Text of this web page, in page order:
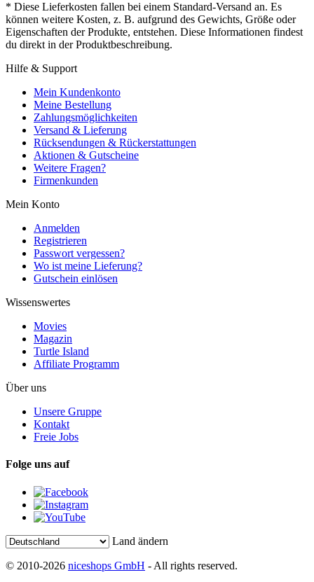
* Diese Lieferkosten fallen bei einem Standard-Versand an. Es
können weitere Kosten, z. B. aufgrund des Gewichts, Größe oder
Eigenschaften der Produkte, entstehen. Diese Informationen findest
du direkt in der Produktbeschreibung.
Hilfe & Support
Mein Kundenkonto
Meine Bestellung
Zahlungsmöglichkeiten
Versand & Lieferung
Rücksendungen & Rückerstattungen
Aktionen & Gutscheine
Weitere Fragen?
Firmenkunden
Mein Konto
Anmelden
Registrieren
Passwort vergessen?
Wo ist meine Lieferung?
Gutschein einlösen
Wissenswertes
Movies
Magazin
Turtle Island
Affiliate Programm
Über uns
Unsere Gruppe
Kontakt
Freie Jobs
Folge uns auf
Land ändern
© 2010-2026 niceshops GmbH - All rights reserved.